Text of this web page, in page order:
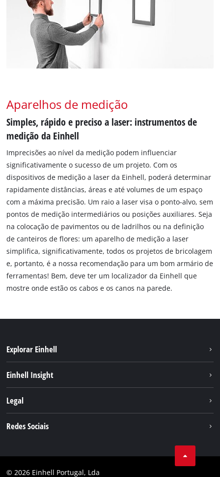
Aparelhos de medição
Simples, rápido e preciso a laser: instrumentos de
medição da Einhell
Imprecisões ao nível da medição podem influenciar
significativamente o sucesso de um projeto. Com os
dispositivos de medição a laser da Einhell, poderá determinar
rapidamente distâncias, áreas e até volumes de um espaço
com a máxima precisão. Um raio a laser visa o ponto-alvo, sem
pontos de medição intermediários ou posições auxiliares. Seja
na colocação de pavimentos ou de ladrilhos ou na definição
de canteiros de flores: um aparelho de medição a laser
simplifica, significativamente, todos os projetos de bricolagem
e, portanto, é a nossa recomendação para um bom armário de
ferramentas! Bem, deve ter um localizador da Einhell que
mostre onde estão os cabos e os canos na parede.
Explorar Einhell
Serviço
Einhell Insight
Carreira
Legal
Conformidade
Redes Sociais
© 2026 Einhell Portugal, Lda